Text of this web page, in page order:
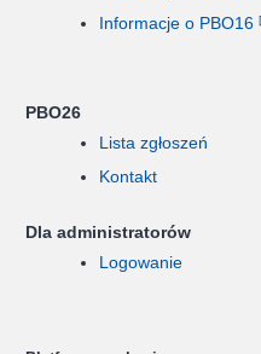
Informacje o PBO16
PBO26
Lista zgłoszeń
Kontakt
Dla administratorów
Logowanie